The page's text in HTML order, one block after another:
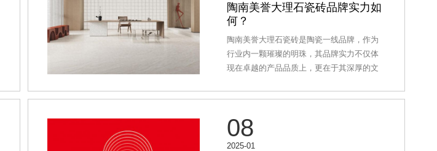
车间负责人共同点燃了窑炉的“第一把火”。这
熊熊燃烧的火焰，象征着新强盛企业薪火相
传、以品质制胜终端的美好愿景，也预示着
企业未来的发展将如这火焰般红红火火，蒸
蒸日上。领导致辞新强盛企业董事长许国强
产线的启动
陶南美誉大理石瓷砖品牌实力如
何？
陶南美誉大理石瓷砖是陶瓷一线品牌，作为
行业内一颗璀璨的明珠，其品牌实力不仅体
现在卓越的产品品质上，更在于其深厚的文
都仿佛是大自然鬼斧神工的杰作，既保留了
石材的温润质感，又克服了石材易碎、维护
08
2025-01